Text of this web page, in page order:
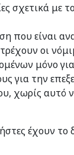
με
που είναι
οι
μόνο
για την
χωρίς αυτό
έχουν